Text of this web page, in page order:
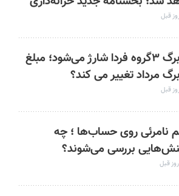
کالابرگ ۳گروه فردا شارژ می‌شود؛ مبلغ
مرداد تغییر می کند؟
نامرئی روی حساب‌ها ؛ چه
بررسی می‌شوند؟